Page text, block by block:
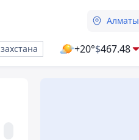
Алматы
+20°$467.48